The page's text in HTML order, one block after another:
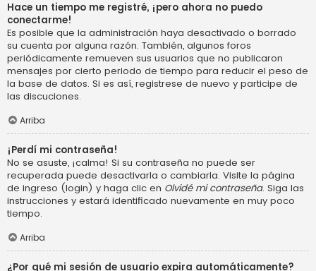
Hace un tiempo me registré, ¡pero ahora no puedo
conectarme!
Es posible que la administración haya desactivado o borrado
su cuenta por alguna razón. También, algunos foros
periódicamente remueven sus usuarios que no publicaron
mensajes por cierto periodo de tiempo para reducir el peso de
la base de datos. Si es así, registrese de nuevo y participe de
las discuciones.
Arriba
¡Perdí mi contraseña!
No se asuste, ¡calma! Si su contraseña no puede ser
recuperada puede desactivarla o cambiarla. Visite la página
de ingreso (login) y haga clic en Olvidé mi contraseña. Siga las
instrucciones y estará identificado nuevamente en muy poco
tiempo.
Arriba
¿Por qué mi sesión de usuario expira automáticamente?